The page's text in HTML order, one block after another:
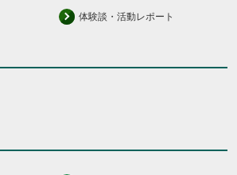
体験談・活動レポート